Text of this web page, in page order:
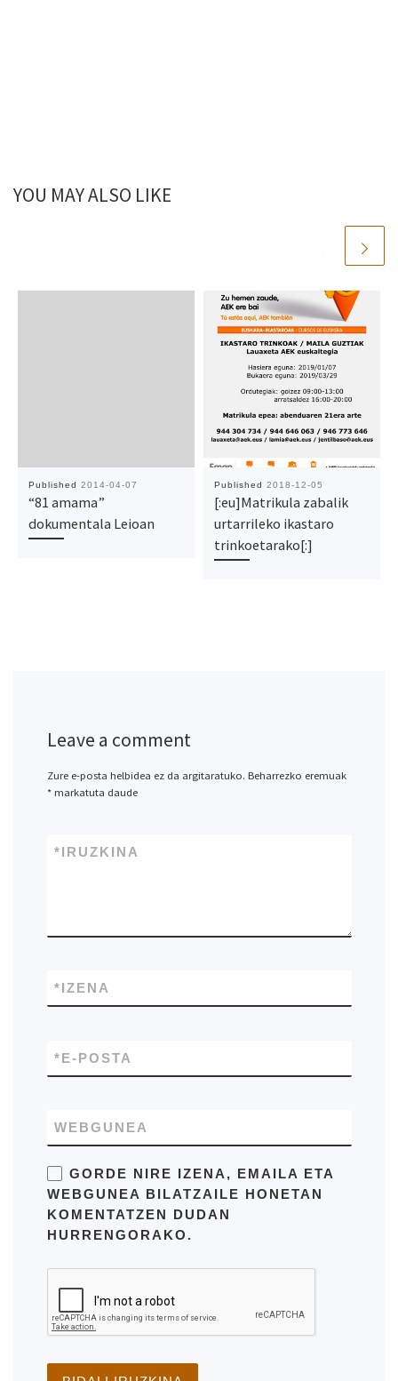
YOU MAY ALSO LIKE
Published 2014-04-07
“81 amama”
dokumentala Leioan
Published 2018-12-05
[:eu]Matrikula zabalik
urtarrileko ikastaro
trinkoetarako[:]
Leave a comment
Zure e-posta helbidea ez da argitaratuko. Beharrezko eremuak
*markatuta daude
IRUZKINA
*
IZENA
*
E-POSTA
*
WEBGUNEA
GORDE NIRE IZENA, EMAILA ETA
WEBGUNEA BILATZAILE HONETAN
KOMENTATZEN DUDAN
HURRENGORAKO.